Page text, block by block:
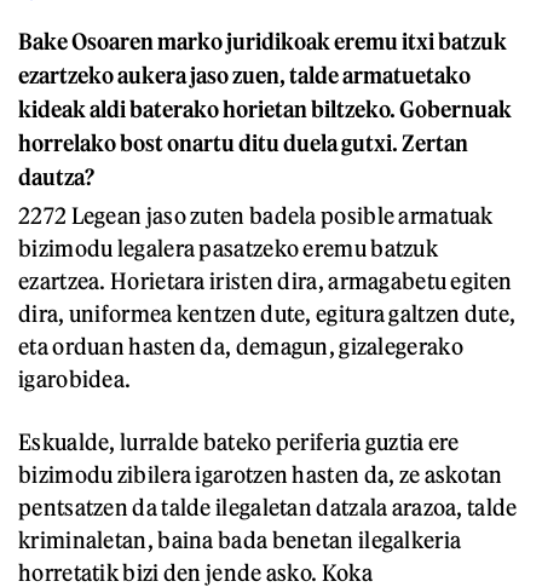
Bake Osoaren marko juridikoak eremu itxi batzuk
ezartzeko aukera jaso zuen, talde armatuetako
kideak aldi baterako horietan biltzeko. Gobernuak
horrelako bost onartu ditu duela gutxi. Zertan
dautza?
2272 Legean jaso zuten badela posible armatuak
bizimodu legalera pasatzeko eremu batzuk
ezartzea. Horietara iristen dira, armagabetu egiten
dira, uniformea kentzen dute, egitura galtzen dute,
eta orduan hasten da, demagun, gizalegerako
igarobidea.
Eskualde, lurralde bateko periferia guztia ere
bizimodu zibilera igarotzen hasten da, ze askotan
pentsatzen da talde ilegaletan datzala arazoa, talde
kriminaletan, baina bada benetan ilegalkeria
horretatik bizi den jende asko. Koka